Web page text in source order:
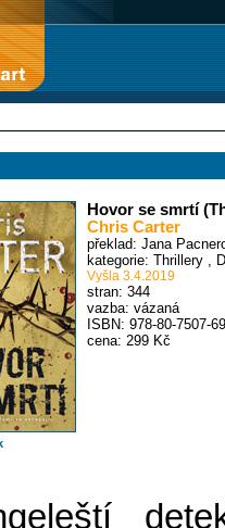
Hovor se smrtí
Chris Carter
překlad: Jana
kategorie: Thrillery ,
Vyšla 3.4.2019
stran: 344
vazba: vázaná
ISBN: 978-80-7507-
cena: 299 Kč